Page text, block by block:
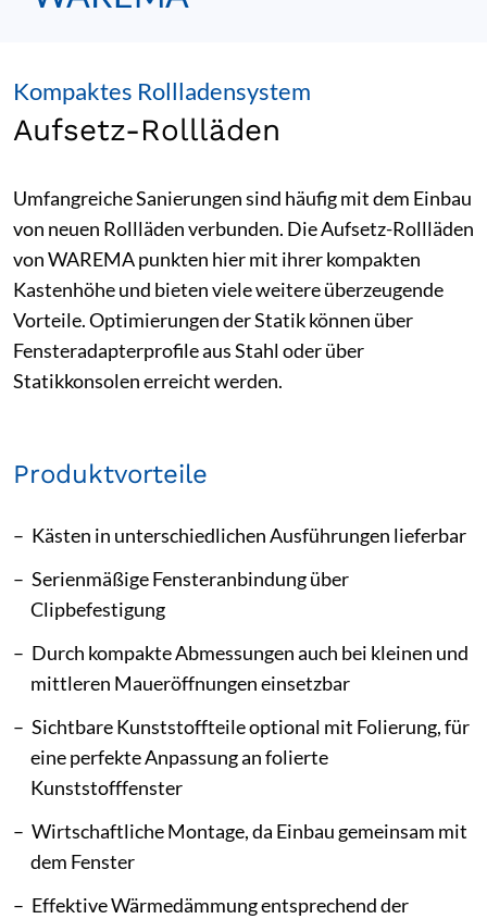
Kompaktes Rollladensystem
Aufsetz-Rollläden
Umfangreiche Sanierungen sind häufig mit dem Einbau
von neuen Rollläden verbunden. Die Aufsetz-Rollläden
von WAREMA punkten hier mit ihrer kompakten
Kastenhöhe und bieten viele weitere überzeugende
Vorteile. Optimierungen der Statik können über
Fensteradapterprofile aus Stahl oder über
Statikkonsolen erreicht werden.
Produktvorteile
Kästen in unterschiedlichen Ausführungen lieferbar
Serienmäßige Fensteranbindung über
Clipbefestigung
Durch kompakte Abmessungen auch bei kleinen und
mittleren Maueröffnungen einsetzbar
Sichtbare Kunststoffteile optional mit Folierung, für
eine perfekte Anpassung an folierte
Kunststofffenster
Wirtschaftliche Montage, da Einbau gemeinsam mit
dem Fenster
Effektive Wärmedämmung entsprechend der